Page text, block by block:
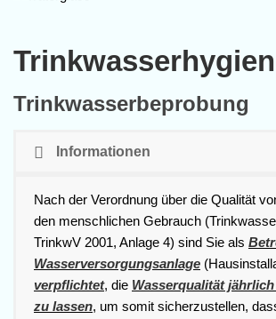
Trinkwasserbeprobung
Informationen
Nach der Verordnung über die Qualität
den menschlichen Gebrauch
TrinkwV 2001, Anlage 4) sind Sie als
Wasserversorgungsanlage
verpflichtet, die Wasserqualität
zu lassen, um somit sicherzustellen,